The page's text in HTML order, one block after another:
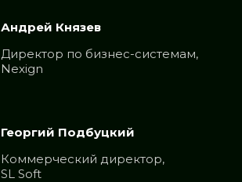
Андрей Князев
Директор по бизнес-системам,
Nexign
Георгий Подбуцкий
Коммерческий директор,
SL Soft